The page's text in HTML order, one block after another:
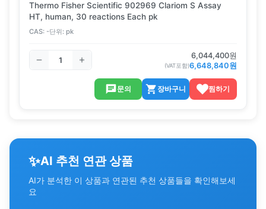
Thermo Fisher Scientific 902969 Clariom S Assay
HT, human, 30 reactions Each pk
CAS: -단위: pk
6,044,400원
(VAT포함)6,648,840원
문의 장바구니 찜하기
✨AI 추천 연관 상품
AI가 분석한 이 상품과 연관된 추천 상품들을 확인해보세
요